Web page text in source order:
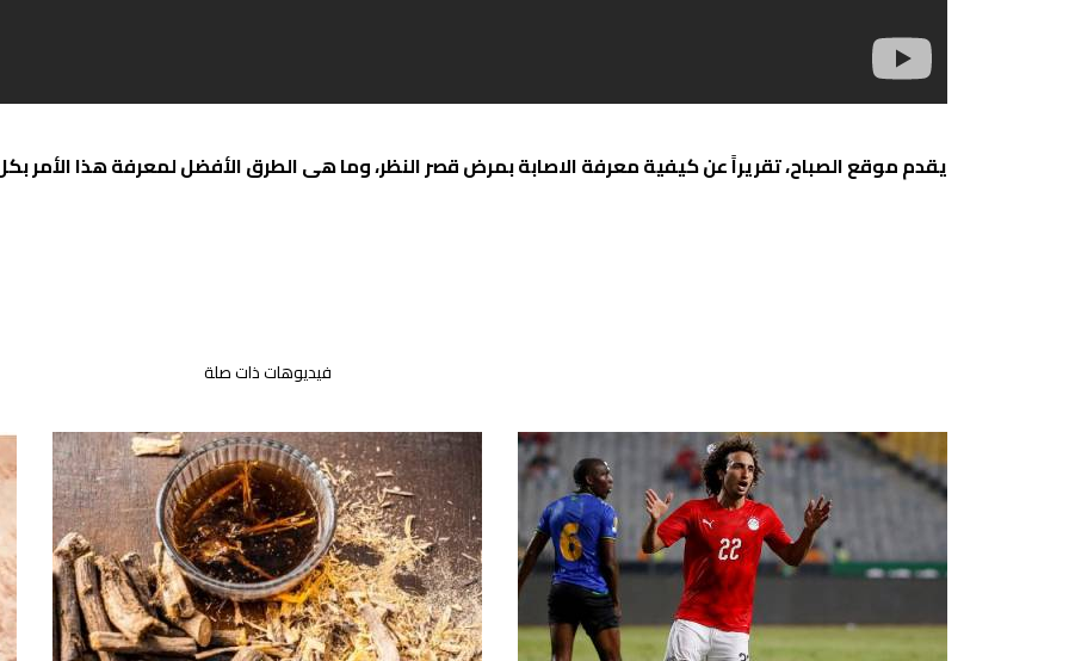
يقدم موقع الصباح، تقريراً عن كيفية معرفة الاصابة بمرض قصر النظر، وما هى الطرق الأفضل لمعرفة هذا الأمر
فيديوهات ذات صلة